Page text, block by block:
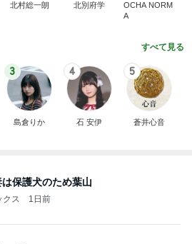
北村総一朗 北別府学
OCHA NORM
A
すべて見る
3
島倉りか
4
石 安伊
5
蒼井心音
保護犬のため葉山
クス 1日前